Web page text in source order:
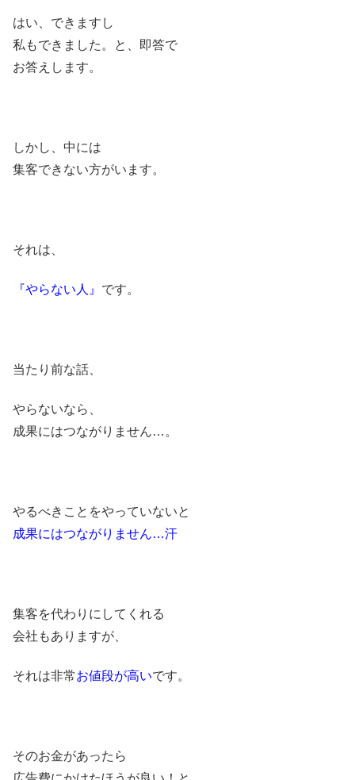
はい、できますし
私もできました。と、即答で
お答えします。
しかし、中には
集客できない方がいます。
それは、
『やらない人』 です。
当たり前な話、
やらないなら、
成果にはつながりません…。
やるべきことをやっていないと
成果にはつながりません…汗
集客を代わりにしてくれる
会社もありますが、
それは非常お値段が高いです。
そのお金があったら